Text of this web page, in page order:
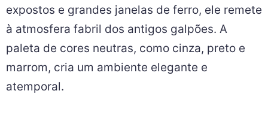
expostos e grandes janelas de ferro, ele remete
à atmosfera fabril dos antigos galpões. A
paleta de cores neutras, como cinza, preto e
marrom, cria um ambiente elegante e
atemporal.